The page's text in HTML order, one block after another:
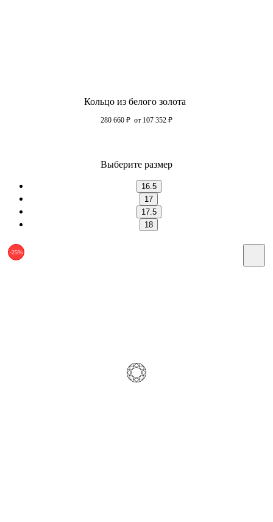
Кольцо из белого золота
280 660 ₽ от 107 352 ₽
Выберите размер
16.5
17
17.5
18
-25%